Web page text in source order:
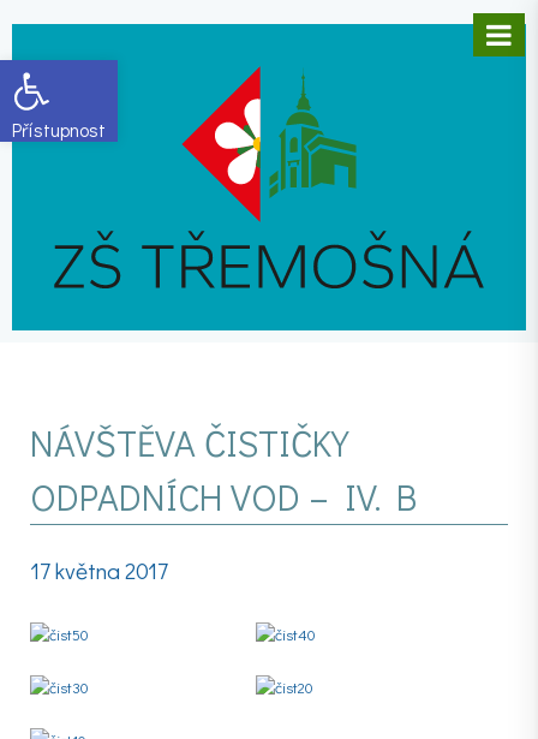
Open toolbar
NÁVŠTĚVA ČISTIČKY
ODPADNÍCH VOD – IV. B
17 května 2017